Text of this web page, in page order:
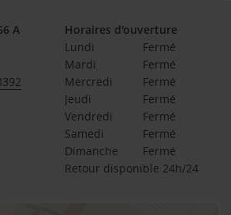
A
Horaires d'ouverture
Lundi
Fermé
Mardi
Fermé
Mercredi
Fermé
Jeudi
Fermé
Vendredi
Fermé
Samedi
Fermé
Dimanche
Fermé
Retour disponible 24h/24